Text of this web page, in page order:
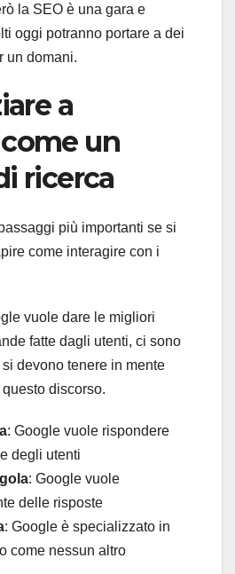
la SEO è una gara e
oggi potranno portare a dei
un domani.
a
un
ricerca
più importanti se si
come interagire con i
vuole dare le migliori
fatte dagli utenti, ci sono
devono tenere in mente
discorso.
: Google vuole rispondere
degli utenti
: Google vuole
delle risposte
: Google è specializzato in
come nessun altro